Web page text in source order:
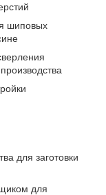
шиповых
для заготовки
для